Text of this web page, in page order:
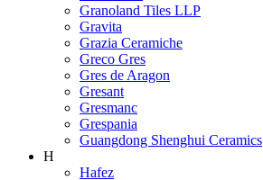
Granoland Tiles LLP
Gravita
Grazia Ceramiche
Greco Gres
Gres de Aragon
Gresant
Gresmanc
Grespania
Guangdong Shenghui Ceramics
H
Hafez